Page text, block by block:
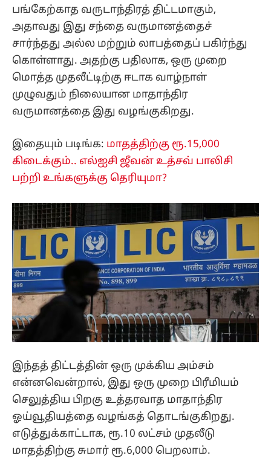
பங்கேற்காத வருடாந்திரத் திட்டமாகும்,
அதாவது இது சந்தை வருமானத்தைச்
சார்ந்தது அல்ல மற்றும் லாபத்தைப் பகிர்ந்து
கொள்ளாது. அதற்கு பதிலாக, ஒரு முறை
மொத்த முதலீட்டிற்கு ஈடாக வாழ்நாள்
முழுவதும் நிலையான மாதாந்திர
வருமானத்தை இது வழங்குகிறது.
இதையும் படிங்க: மாதத்திற்கு ரூ.15,000
கிடைக்கும்.. எல்ஐசி ஜீவன் உத்சவ் பாலிசி
பற்றி உங்களுக்கு தெரியுமா?
இந்தத் திட்டத்தின் ஒரு முக்கிய அம்சம்
என்னவென்றால், இது ஒரு முறை பிரீமியம்
செலுத்திய பிறகு உத்தரவாத மாதாந்திர
ஓய்வூதியத்தை வழங்கத் தொடங்குகிறது.
எடுத்துக்காட்டாக, ரூ.10 லட்சம் முதலீடு
மாதத்திற்கு சுமார் ரூ.6,000 பெறலாம்.